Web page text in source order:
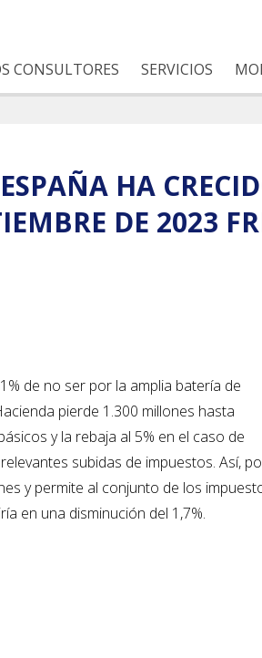
CONSULTORES SERVICIOS
HA
DE 2023
de no ser por la amplia batería de
pierde 1.300 millones hasta
y la rebaja al 5% en el caso de
subidas de impuestos. Así,
y permite al conjunto de los
en una disminución del 1,7%.